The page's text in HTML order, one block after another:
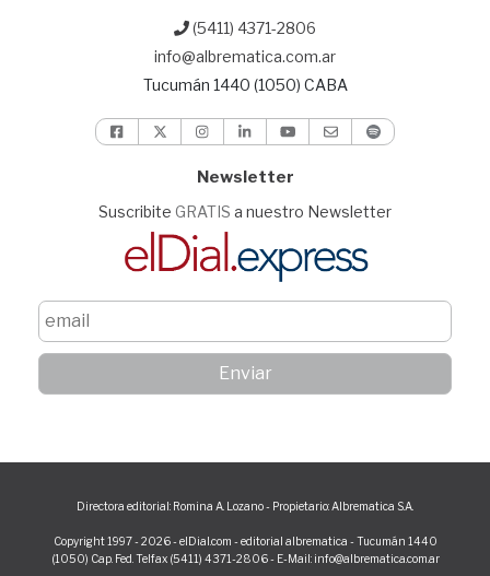
(5411) 4371-2806
info@albrematica.com.ar
Tucumán 1440 (1050) CABA
Newsletter
Suscribite GRATIS a nuestro Newsletter
Directora editorial: Romina A. Lozano - Propietario: Albrematica S.A.
Copyright 1997 - 2026 - elDial.com - editorial albrematica - Tucumán 1440
(1050) Cap. Fed. Telfax (5411) 4371-2806 - E-Mail: info@albrematica.com.ar